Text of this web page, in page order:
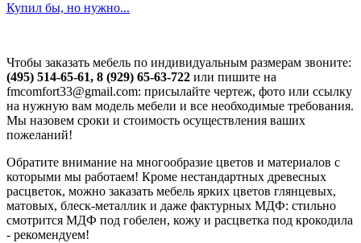
Купил бы, но нужно...
Чтобы заказать мебель по индивидуальным размерам звоните:
(495) 514-65-61, 8 (929) 65-63-722 или пишите на
fmcomfort33@gmail.com: присылайте чертеж, фото или ссылку
на нужную вам модель мебели и все необходимые требования.
Мы назовем сроки и стоимость осуществления ваших
пожеланий!
Обратите внимание на многообразие цветов и материалов с
которыми мы работаем! Кроме нестандартных древесных
расцветок, можно заказать мебель ярких цветов глянцевых,
матовых, блеск-металлик и даже фактурных МДФ: стильно
смотрится МДФ под гобелен, кожу и расцветка под крокодила
- рекомендуем!